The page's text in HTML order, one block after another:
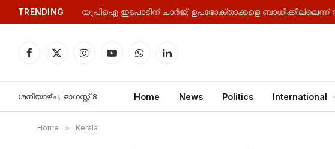
TRENDING യുപിഐ ഇടപാടിന് ചാര്‍ജ്; ഉപഭോക്താക്കളെ ബാധിക്കില്ലെന്ന്
Facebook
X
InstagramYouTubeWhatsAppLinkedIn
ശനിയാഴ്‌ച, ഓഗസ്റ്റ്‌ 8 Home News Politics International
Home » Kerala